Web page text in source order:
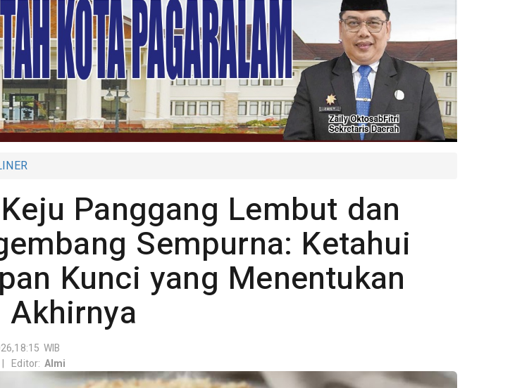
Panggang Lembut dan
Sempurna: Ketahui
Kunci yang Menentukan
Akhirnya
WIB
| Editor: Almi